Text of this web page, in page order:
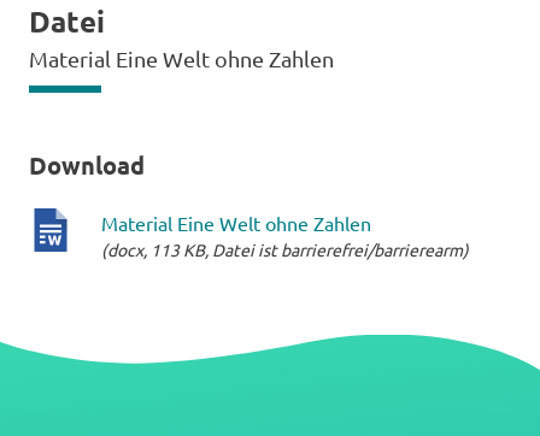
Datei
Material Eine Welt ohne Zahlen
Download
Material Eine Welt ohne Zahlen
(docx, 113 KB, Datei ist barrierefrei/barrierearm)